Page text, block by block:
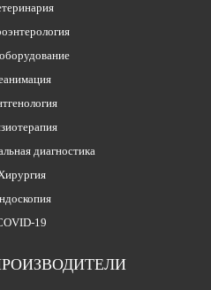
диагностика
19